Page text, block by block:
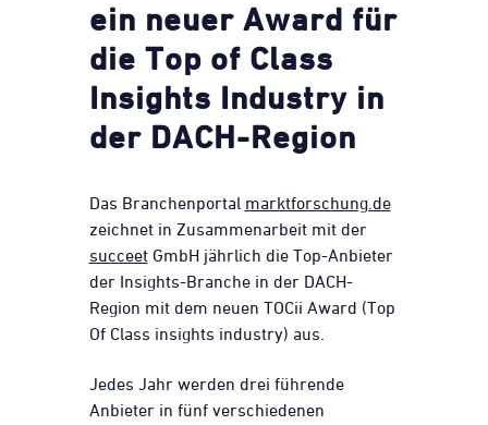
ein neuer Award für
die Top of Class
Insights Industryin
der DACH-Region
Das Branchenportal marktforschung.de
zeichnet in Zusammenarbeit mit der
succeetGmbH jährlich die Top-Anbieter
der Insights-Branche in der DACH-
Region mit dem neuen TOCii Award (Top
Of Class insights industry) aus.
Jedes Jahr werden drei führende
Anbieter in fünf verschiedenen